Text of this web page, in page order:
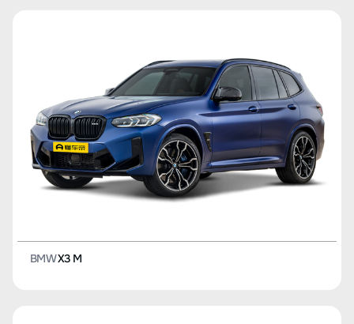
BMWX3 M